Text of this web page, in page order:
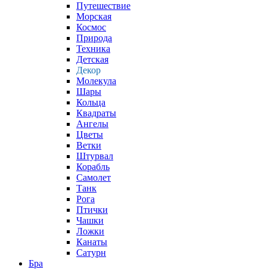
Путешествие
Морская
Космос
Природа
Техника
Детская
Декор
Молекула
Шары
Кольца
Квадраты
Ангелы
Цветы
Ветки
Штурвал
Корабль
Самолет
Танк
Рога
Птички
Чашки
Ложки
Канаты
Сатурн
Бра